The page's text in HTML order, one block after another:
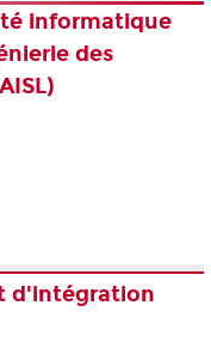
informatique
des
d'intégration